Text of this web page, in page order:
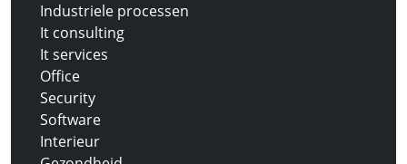
Industriele processen
It consulting
It services
Office
Security
Software
Interieur